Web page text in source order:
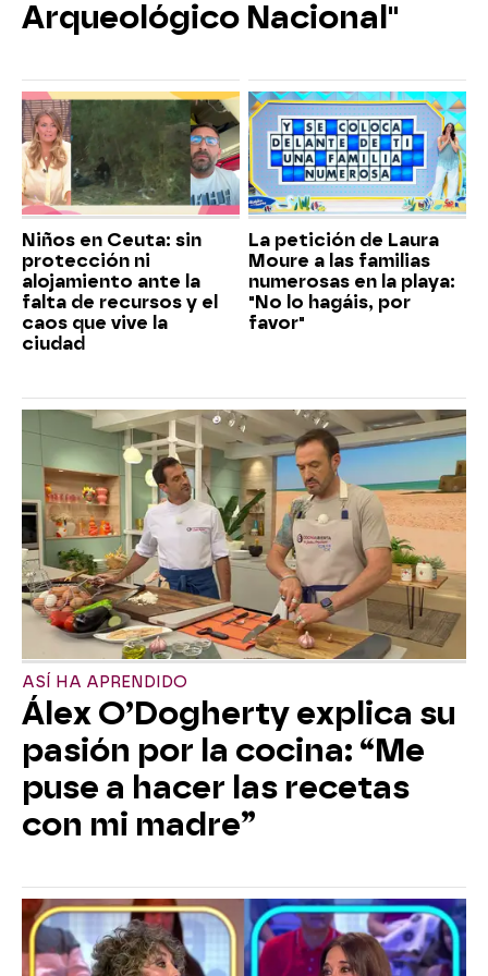
Arqueológico Nacional"
Niños en Ceuta: sin
protección ni
alojamiento ante la
falta de recursos y el
caos que vive la
ciudad
La petición de Laura
Moure a las familias
numerosas en la playa:
"No lo hagáis, por
favor"
ASÍ HA APRENDIDO
Álex O’Dogherty explica su
pasión por la cocina: “Me
puse a hacer las recetas
con mi madre”